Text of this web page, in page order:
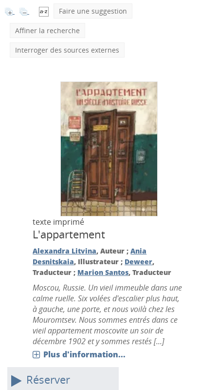
Faire une suggestion
Affiner la recherche
Interroger des sources externes
texte imprimé
L'appartement
Alexandra Litvina, Auteur ;Ania
Desnitskaia, Illustrateur ; Deweer,
Traducteur ; Marion Santos, Traducteur
Moscou, Russie. Un vieil immeuble dans une
calme ruelle. Six volées d'escalier plus haut,
à gauche, une porte, et nous voilà chez les
Mouromtsev. Nous sommes entrés dans ce
vieil appartement moscovite un soir de
décembre 1902 et y sommes restés [...]
Plus d'information...
Réserver